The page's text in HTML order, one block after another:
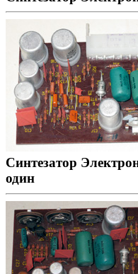
Синтезатор
один